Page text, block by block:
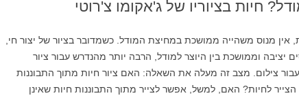
חיות בציוריו של ג'אקומו צ'רוטי
אין מנוס משהייה ממושכת במחיצת המודל. כשמדובר בציור של יצור חי,
יציבה וממושכת בין היוצר למודל, הרבה יותר מהנדרש עבור ציור
צילום. מצב זה מעלה את השאלה: האם ציור חיות מתוך התבוננות
הצייר לחיות? האם, למשל, אפשר לצייר מתוך התבוננות חיות שאינן